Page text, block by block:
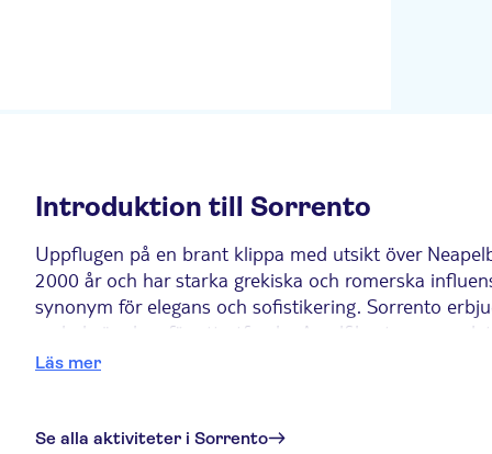
Introduktion till Sorrento
Uppflugen på en brant klippa med utsikt över
2000 år och har starka grekiska och romerska
synonym för elegans och sofistikering. Sorrento
en bekväm bas för att utforska Amalfikusten, men
1. Se världen gå förbi på Piazza Tasso
Läs mer
Se alla aktiviteter i Sorrento